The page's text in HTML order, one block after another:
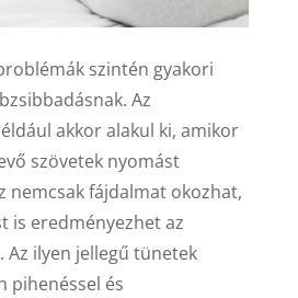
szintén gyakori
Az
akkor alakul ki, amikor
szövetek nyomást
nemcsak fájdalmat okozhat,
is eredményezhet az
ilyen jellegű tünetek
pihenéssel és